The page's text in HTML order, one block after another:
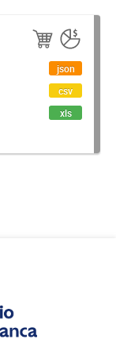
json
csv
xls